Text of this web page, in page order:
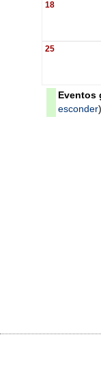
18
25
Eventos
esconder)